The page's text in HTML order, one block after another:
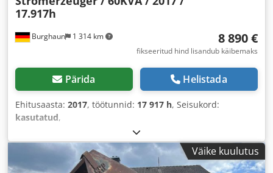
Burghaun 1 314 km
17.917h
8 890 €
fikseeritud hind lisandub käibemaks
Pärida Helistada
Ehitusaasta: 2017, töötunnid: 17 917 h, Seisukord:
kasutatud,
Väike kuulutus